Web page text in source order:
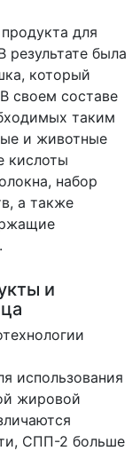
для
была
который
своем составе
таким
и животные
кислоты
набор
а также
и
использования
жировой
СПП-2 больше